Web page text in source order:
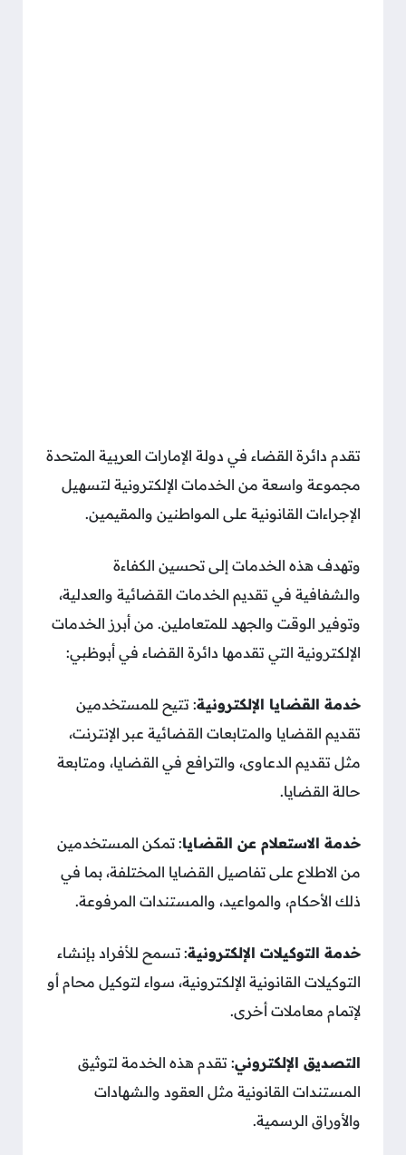
تقدم دائرة القضاء في دولة الإمارات العربية المتحدة
مجموعة واسعة من الخدمات الإلكترونية لتسهيل
الإجراءات القانونية على المواطنين والمقيمين.
وتهدف هذه الخدمات إلى تحسين الكفاءة
والشفافية في تقديم الخدمات القضائية والعدلية،
وتوفير الوقت والجهد للمتعاملين. من أبرز الخدمات
الإلكترونية التي تقدمها دائرة القضاء في أبوظبي:
خدمة القضايا الإلكترونية: تتيح للمستخدمين
تقديم القضايا والمتابعات القضائية عبر الإنترنت،
مثل تقديم الدعاوى، والترافع في القضايا، ومتابعة
حالة القضايا.
خدمة الاستعلام عن القضايا: تمكن المستخدمين
من الاطلاع على تفاصيل القضايا المختلفة، بما في
ذلك الأحكام، والمواعيد، والمستندات المرفوعة.
خدمة التوكيلات الإلكترونية: تسمح للأفراد بإنشاء
التوكيلات القانونية الإلكترونية، سواء لتوكيل محام أو
لإتمام معاملات أخرى.
التصديق الإلكتروني: تقدم هذه الخدمة لتوثيق
المستندات القانونية مثل العقود والشهادات
والأوراق الرسمية.